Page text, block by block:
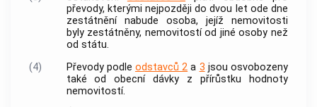
převody, kterými nejpozději do dvou let ode dne
zestátnění nabude osoba, jejíž nemovitosti
byly zestátněny, nemovitostí od jiné osoby než
od státu.
(4)
Převody podle odstavců 2 a 3 jsou osvobozeny
také od obecní dávky z přírůstku hodnoty
nemovitostí.